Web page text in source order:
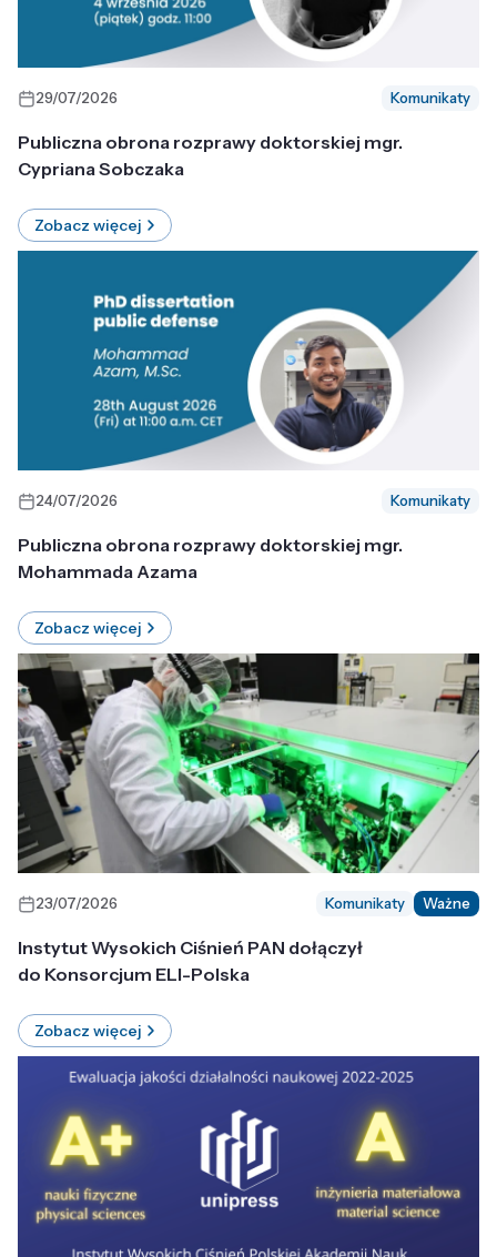
29/07/2026 Komunikaty
Publiczna obrona rozprawy doktorskiej mgr.
Cypriana Sobczaka
Zobacz więcej
24/07/2026 Komunikaty
Publiczna obrona rozprawy doktorskiej mgr.
Mohammada Azama
Zobacz więcej
23/07/2026 Komunikaty Ważne
Instytut Wysokich Ciśnień PAN dołączył
do Konsorcjum ELI-Polska
Zobacz więcej